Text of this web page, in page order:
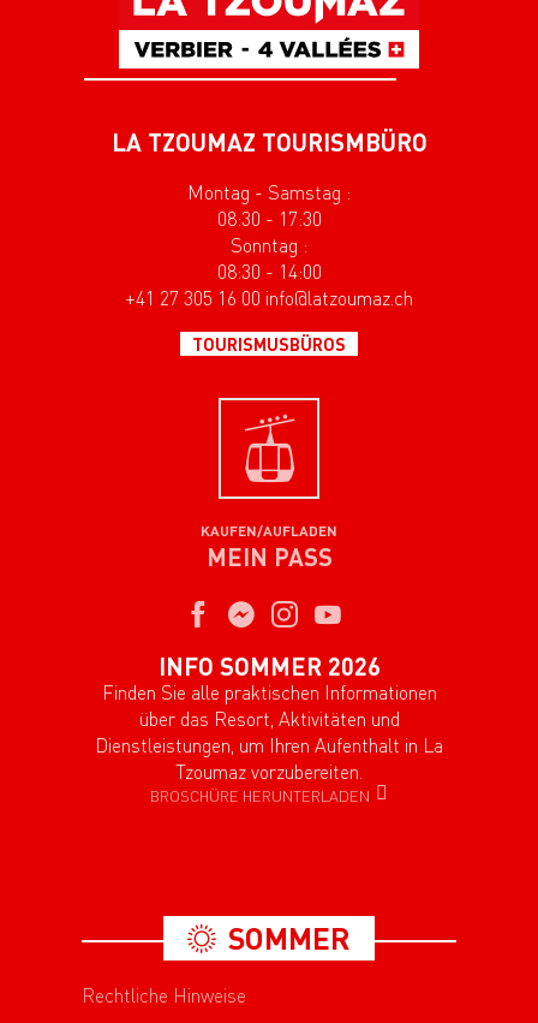
LA TZOUMAZ TOURISMBÜRO
Montag - Samstag :
08:30 - 17:30
Sonntag :
08:30 - 14:00
+41 27 305 16 00 info@latzoumaz.ch
TOURISMUSBÜROS
KAUFEN/AUFLADEN
MEIN PASS
INFO SOMMER 2026
Finden Sie alle praktischen Informationen
über das Resort, Aktivitäten und
Dienstleistungen, um Ihren Aufenthalt in La
Tzoumaz vorzubereiten.
BROSCHÜRE HERUNTERLADEN
SOMMER
Rechtliche Hinweise